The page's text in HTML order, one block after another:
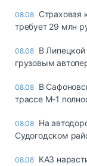
08.08 Страховая
требует 29 млн
08.08 В
грузовым
08.08 В
трассе М-1
08.08 На
Судогодском
08.08 КАЗ